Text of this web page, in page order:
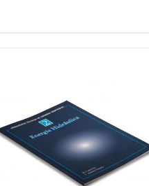
AÑADIR AL CARRITO
DETALLES